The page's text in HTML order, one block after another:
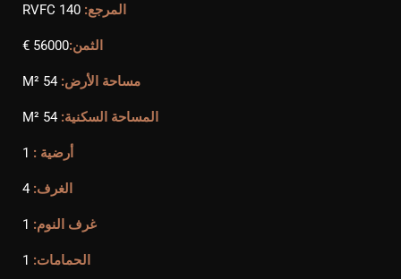
المرجع: RVFC 140
الثمن:56000 €
مساحة الأرض: 54 M²
المساحة السكنية: 54 M²
أرضية : 1
الغرف: 4
غرف النوم: 1
الحمامات: 1